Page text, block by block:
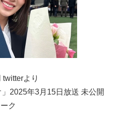
より
2025年3月15日放送 未公開
ーク